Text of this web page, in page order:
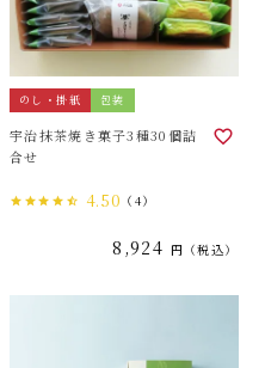
のし・掛紙 包装
宇治抹茶焼き菓子3種30個詰
合せ
4.50 （4）
8,924 税込